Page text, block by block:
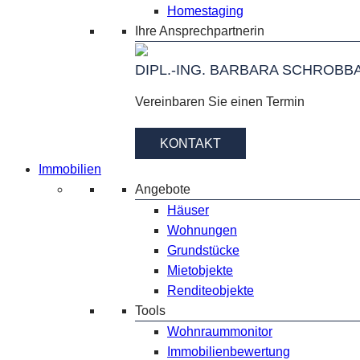
Homestaging
Ihre Ansprechpartnerin
DIPL.-ING. BARBARA
Vereinbaren Sie einen Termin
KONTAKT
Immobilien
Angebote
Häuser
Wohnungen
Grundstücke
Mietobjekte
Renditeobjekte
Tools
Wohnraummonitor
Immobilienbewertung